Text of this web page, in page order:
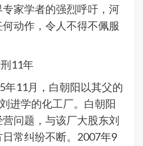
家学者的强烈呼吁，河
动作，令人不得不佩服
11年
年11月，白朝阳以其父的
进学的化工厂。白朝阳
问题，与该厂大股东刘
常纠纷不断。2007年9